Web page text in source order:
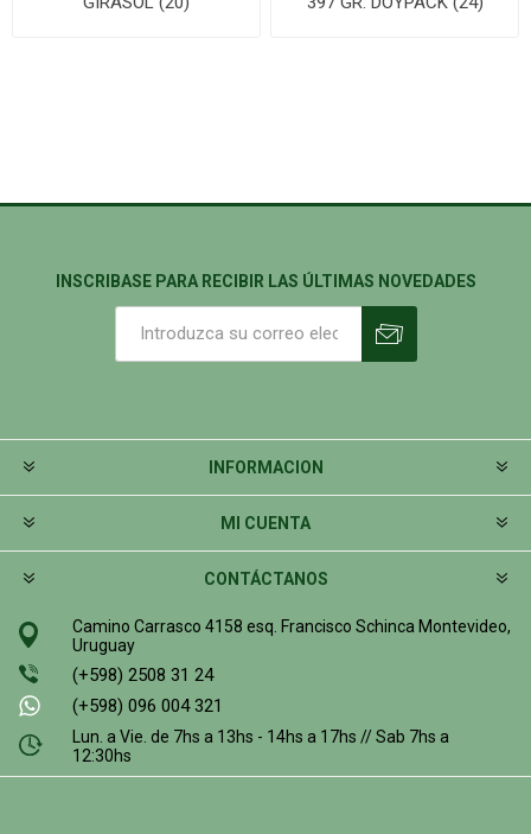
INSCRIBASE PARA RECIBIR LAS ÚLTIMAS NOVEDADES
INFORMACION
MI CUENTA
CONTÁCTANOS
Camino Carrasco 4158 esq. Francisco Schinca Montevideo,
Uruguay
(+598) 2508 31 24
(+598) 096 004 321
Lun. a Vie. de 7hs a 13hs - 14hs a 17hs // Sab 7hs a
12:30hs